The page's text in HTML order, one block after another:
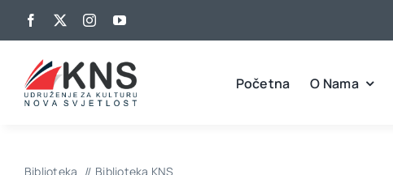
content
Početna O Nama
Biblioteka Biblioteka KNS